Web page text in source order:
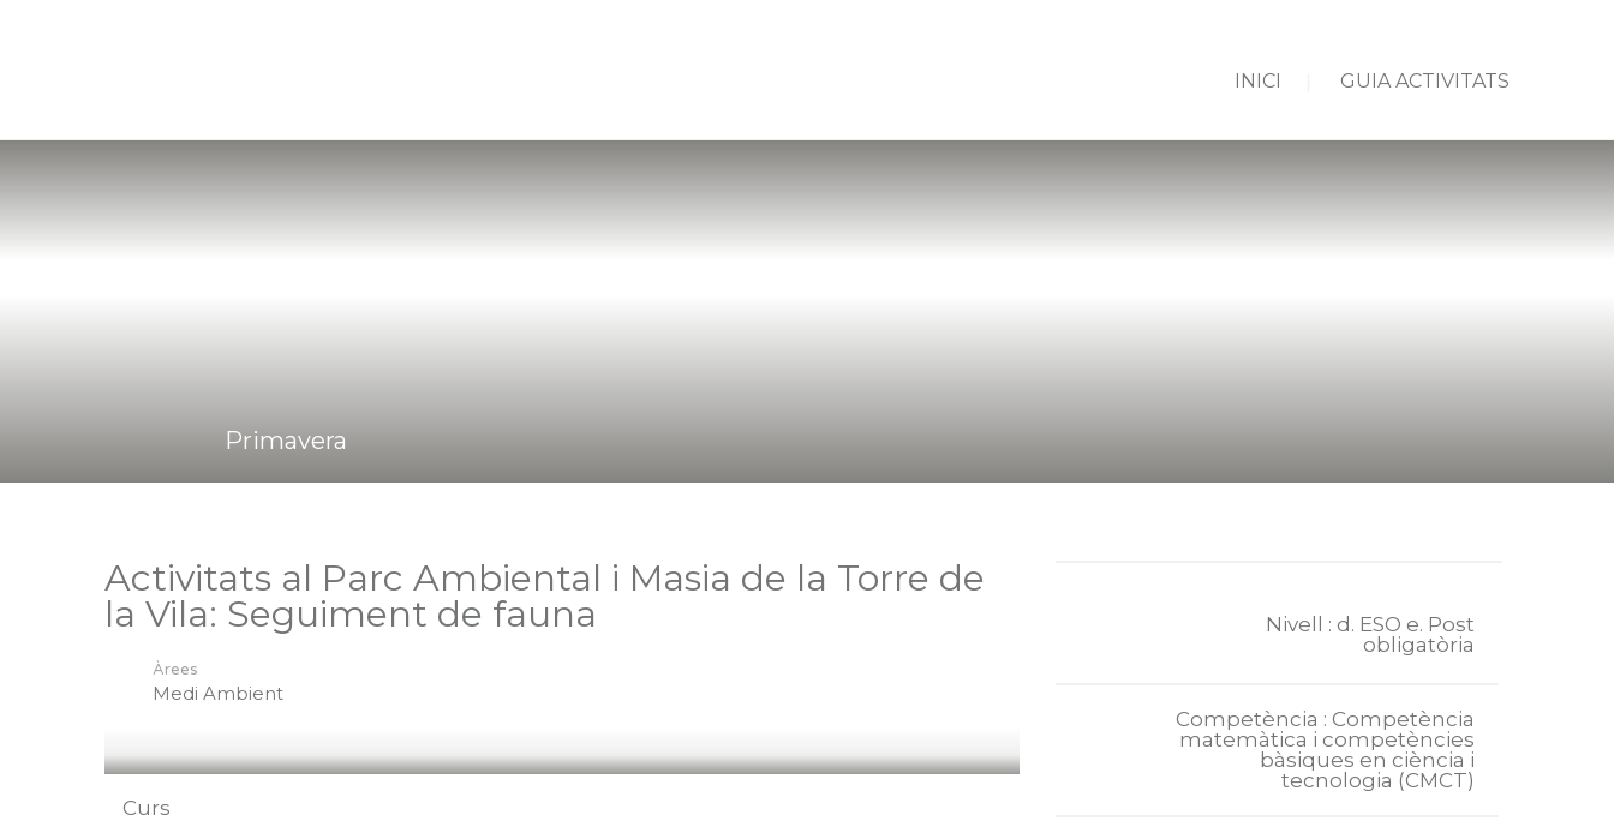
INICI GUIA ACTIVITATS
Primavera
Activitats al Parc Ambiental i Masia de la Torre de
la Vila: Seguiment de fauna
Àrees
Medi Ambient
Curs
Nivell : d. ESO e. Post
obligatòria
Competència : Competència
matemàtica i competències
bàsiques en ciència i
tecnologia (CMCT)